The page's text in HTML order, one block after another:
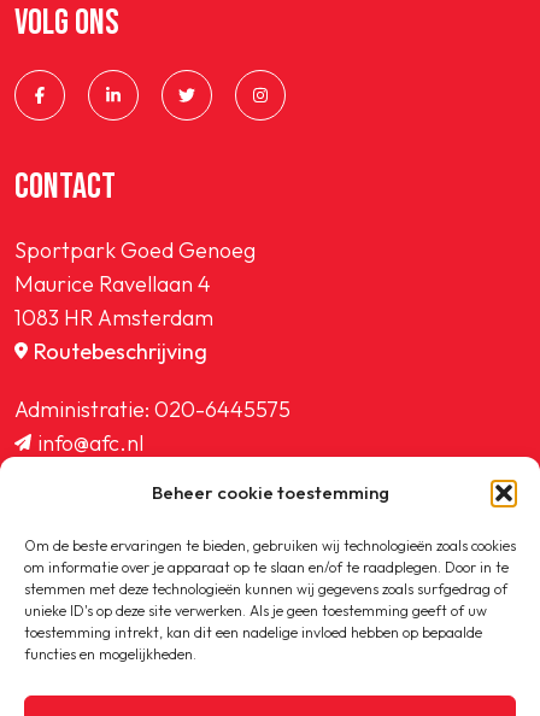
Beheer cookie toestemming
Om de beste ervaringen te bieden, gebruiken wij technologieën zoals cookies
om informatie over je apparaat op te slaan en/of te raadplegen. Door in te
stemmen met deze technologieën kunnen wij gegevens zoals surfgedrag of
unieke ID's op deze site verwerken. Als je geen toestemming geeft of uw
toestemming intrekt, kan dit een nadelige invloed hebben op bepaalde
functies en mogelijkheden.
VOLG ONS
CONTACT
Sportpark Goed Genoeg
Maurice Ravellaan 4
1083 HR Amsterdam
Routebeschrijving
Administratie: 020-6445575
info@afc.nl
ledenadministratie@afc.nl
Copyright © 2020-2026 AFC